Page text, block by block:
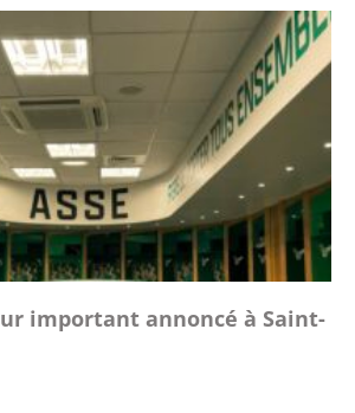
important annoncé à Saint-